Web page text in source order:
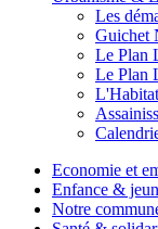
Les
Guichet
Le Plan
Le Plan
L'Habitat
Economie et
Enfance &
Notre